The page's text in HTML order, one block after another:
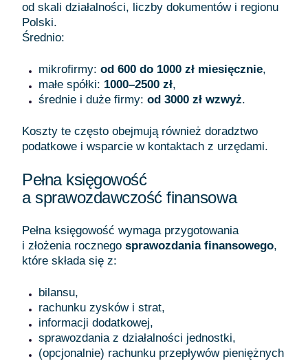
od skali działalności, liczby dokumentów i regionu
Polski.
Średnio:
mikrofirmy: od 600 do 1000 zł miesięcznie,
małe spółki: 1000–2500 zł,
średnie i duże firmy: od 3000 zł wzwyż.
Koszty te często obejmują również doradztwo
podatkowe i wsparcie w kontaktach z urzędami.
Pełna księgowość
a sprawozdawczość finansowa
Pełna księgowość wymaga przygotowania
i złożenia rocznego sprawozdania finansowego,
które składa się z:
bilansu,
rachunku zysków i strat,
informacji dodatkowej,
sprawozdania z działalności jednostki,
(opcjonalnie) rachunku przepływów pieniężnych